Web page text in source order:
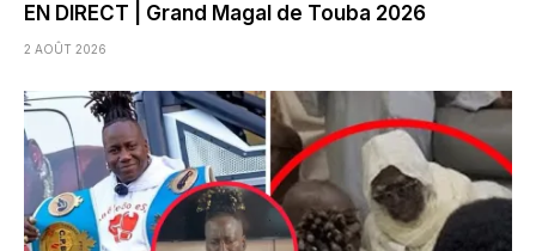
EN DIRECT | Grand Magal de Touba 2026
2 AOÛT 2026